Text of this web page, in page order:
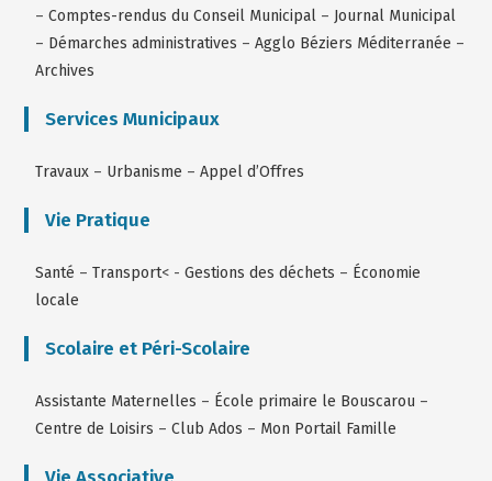
–Comptes-rendus du Conseil Municipal – Journal Municipal
– Démarches administratives –Agglo Béziers Méditerranée –
Archives
Services Municipaux
Travaux – Urbanisme –Appel d’Offres
Vie Pratique
Santé –Transport< -Gestions des déchets – Économie
locale
Scolaire et Péri-Scolaire
Assistante Maternelles – École primaire le Bouscarou –
Centre de Loisirs –Club Ados – Mon Portail Famille